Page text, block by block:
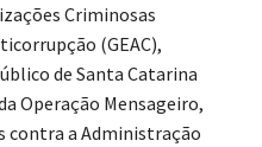
Criminosas
(GEAC),
de Santa Catarina
Operação Mensageiro,
contra a Administração